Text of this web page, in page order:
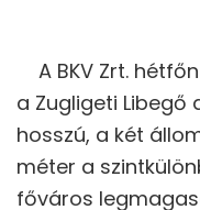
A BKV Zrt.
a Zugligeti Libegő
hosszú, a két
méter a
főváros